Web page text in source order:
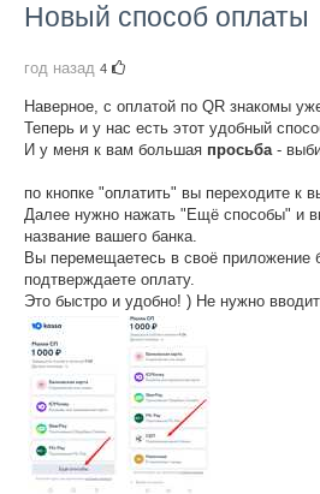
Новый способ оплаты
год назад 4
Наверное, c оплатой по QR знакомы
Теперь и у нас есть этот удобный
И у меня к вам большая просьба -
по кнопке "оплатить" вы переходите к
Далее нужно нажать "Ещё способы" и
название вашего банка.
Вы перемещаетесь в своё приложение
подтверждаете оплату.
Это быстро и удобно! ) Не нужно